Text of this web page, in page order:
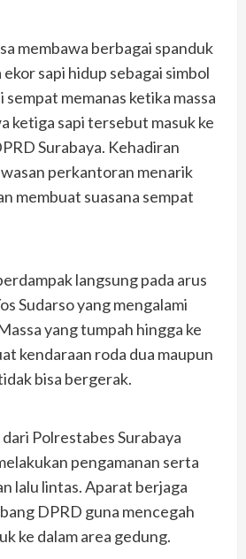
membawa berbagai spanduk
sapi hidup sebagai simbol
memanas ketika massa
ketiga sapi tersebut masuk ke
Surabaya. Kehadiran
perkantoran menarik
membuat suasana sempat
langsung pada arus
Sudarso yang mengalami
yang tumpah hingga ke
kendaraan roda dua maupun
bisa bergerak.
Polrestabes Surabaya
pengamanan serta
lalu lintas. Aparat berjaga
DPRD guna mencegah
ke dalam area gedung.